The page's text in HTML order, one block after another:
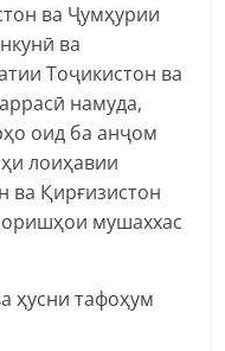
ва Ҷумҳурии
ва
Тоҷикистон ва
намуда,
оид ба анҷом
лоиҳавии
ва Қирғизистон
мушаххас
ҳусни тафоҳум